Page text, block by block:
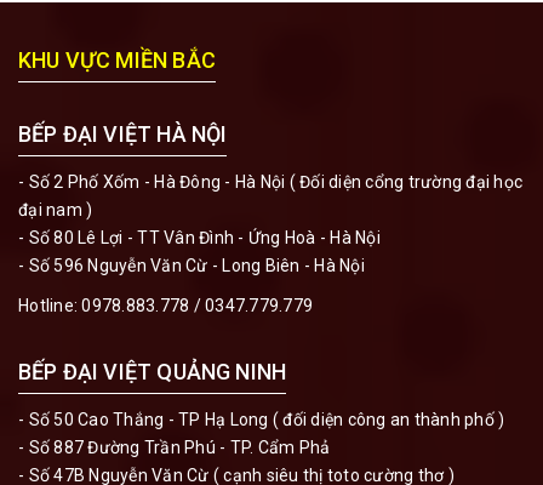
KHU VỰC MIỀN BẮC
BẾP ĐẠI VIỆT HÀ NỘI
- Số 2 Phố Xốm - Hà Đông - Hà Nội ( Đối diện cổng trường đại học
đại nam )
- Số 80 Lê Lợi - TT Vân Đình - Ứng Hoà - Hà Nội
- Số 596 Nguyễn Văn Cừ - Long Biên - Hà Nội
Hotline:0978.883.778 /0347.779.779
BẾP ĐẠI VIỆT QUẢNG NINH
- Số 50 Cao Thắng - TP Hạ Long ( đối diện công an thành phố )
- Số 887 Đường Trần Phú - TP. Cẩm Phả
- Số 47B Nguyễn Văn Cừ ( cạnh siêu thị toto cường thơ )